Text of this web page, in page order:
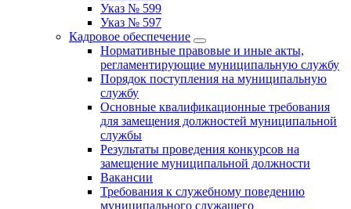
Указ № 599
Указ № 597
Кадровое обеспечение
Нормативные правовые и иные акты,
регламентирующие муниципальную службу
Порядок поступления на муниципальную
службу
Основные квалификационные требования
для замещения должностей муниципальной
службы
Результаты проведения конкурсов на
замещение муниципальной должности
Вакансии
Требования к служебному поведению
муниципального служащего